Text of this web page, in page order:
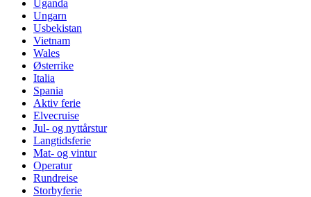
Uganda
Ungarn
Usbekistan
Vietnam
Wales
Østerrike
Italia
Spania
Aktiv ferie
Elvecruise
Jul- og nyttårstur
Langtidsferie
Mat- og vintur
Operatur
Rundreise
Storbyferie